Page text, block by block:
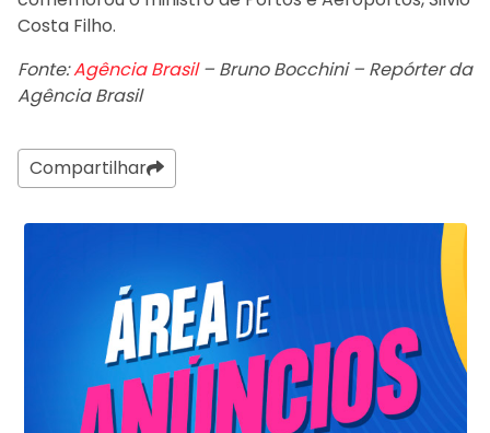
Costa Filho.
Fonte:Agência Brasil– Bruno Bocchini – Repórter da
Agência Brasil
Compartilhar